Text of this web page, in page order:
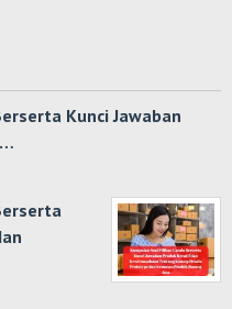
Kunci Jawaban